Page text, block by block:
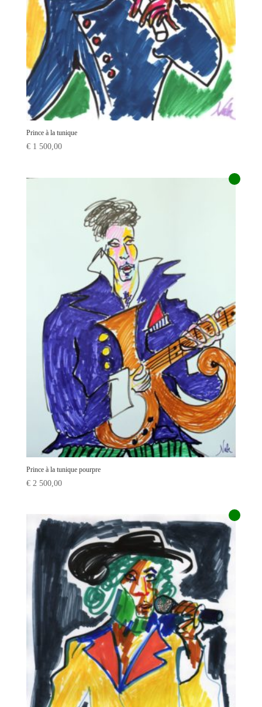
Prince à la tunique
€1 500,00
Prince à la tunique pourpre
€2 500,00